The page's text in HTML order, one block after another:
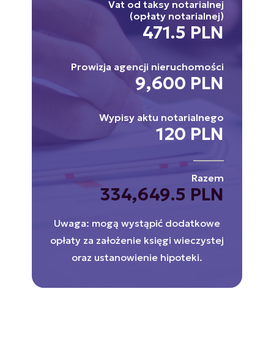
Vat od taksy notarialnej
(opłaty notarialnej)
471.5 PLN
Prowizja agencji nieruchomości
9,600 PLN
Wypisy aktu notarialnego
120 PLN
Razem
334,649.5 PLN
Uwaga: mogą wystąpić dodatkowe
opłaty za założenie księgi wieczystej
oraz ustanowienie hipoteki.